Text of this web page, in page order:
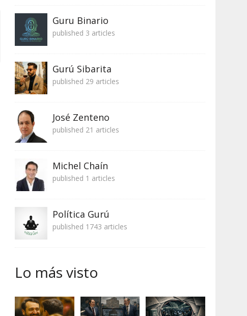
Guru Binario
published 3 articles
Gurú Sibarita
published 29 articles
José Zenteno
published 21 articles
Michel Chaín
published 1 articles
Política Gurú
published 1743 articles
Lo más visto